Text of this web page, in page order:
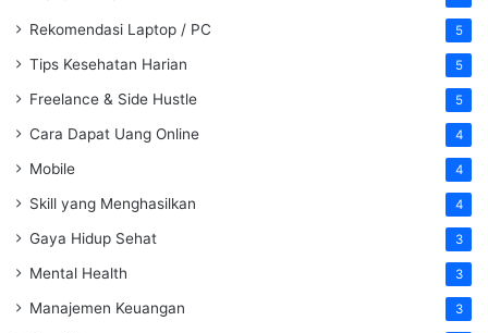
Rekomendasi Laptop / PC 5
Tips Kesehatan Harian 5
Freelance & Side Hustle 5
Cara Dapat Uang Online 4
Mobile 4
Skill yang Menghasilkan 4
Gaya Hidup Sehat 3
Mental Health 3
Manajemen Keuangan 3